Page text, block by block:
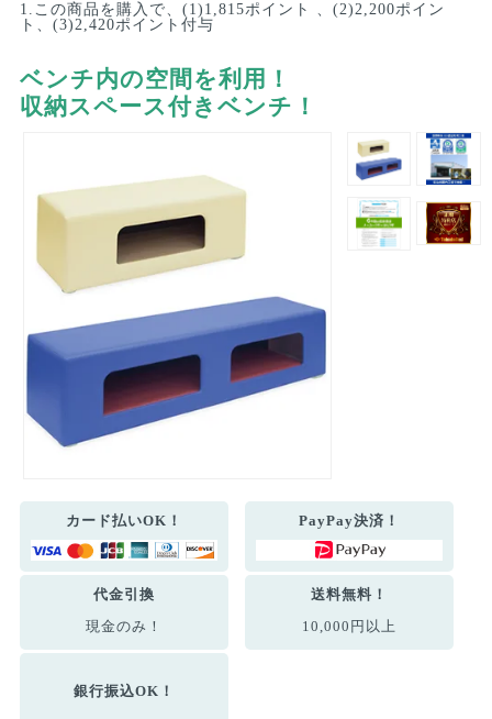
1.この商品を購入で、(1)1,815ポイント 、(2)2,200ポイン
ト、(3)2,420ポイント付与
ベンチ内の空間を利用！
収納スペース付きベンチ！
カード払いOK！ PayPay決済！
代金引換
現金のみ！
送料無料！
10,000円以上
銀行振込OK！